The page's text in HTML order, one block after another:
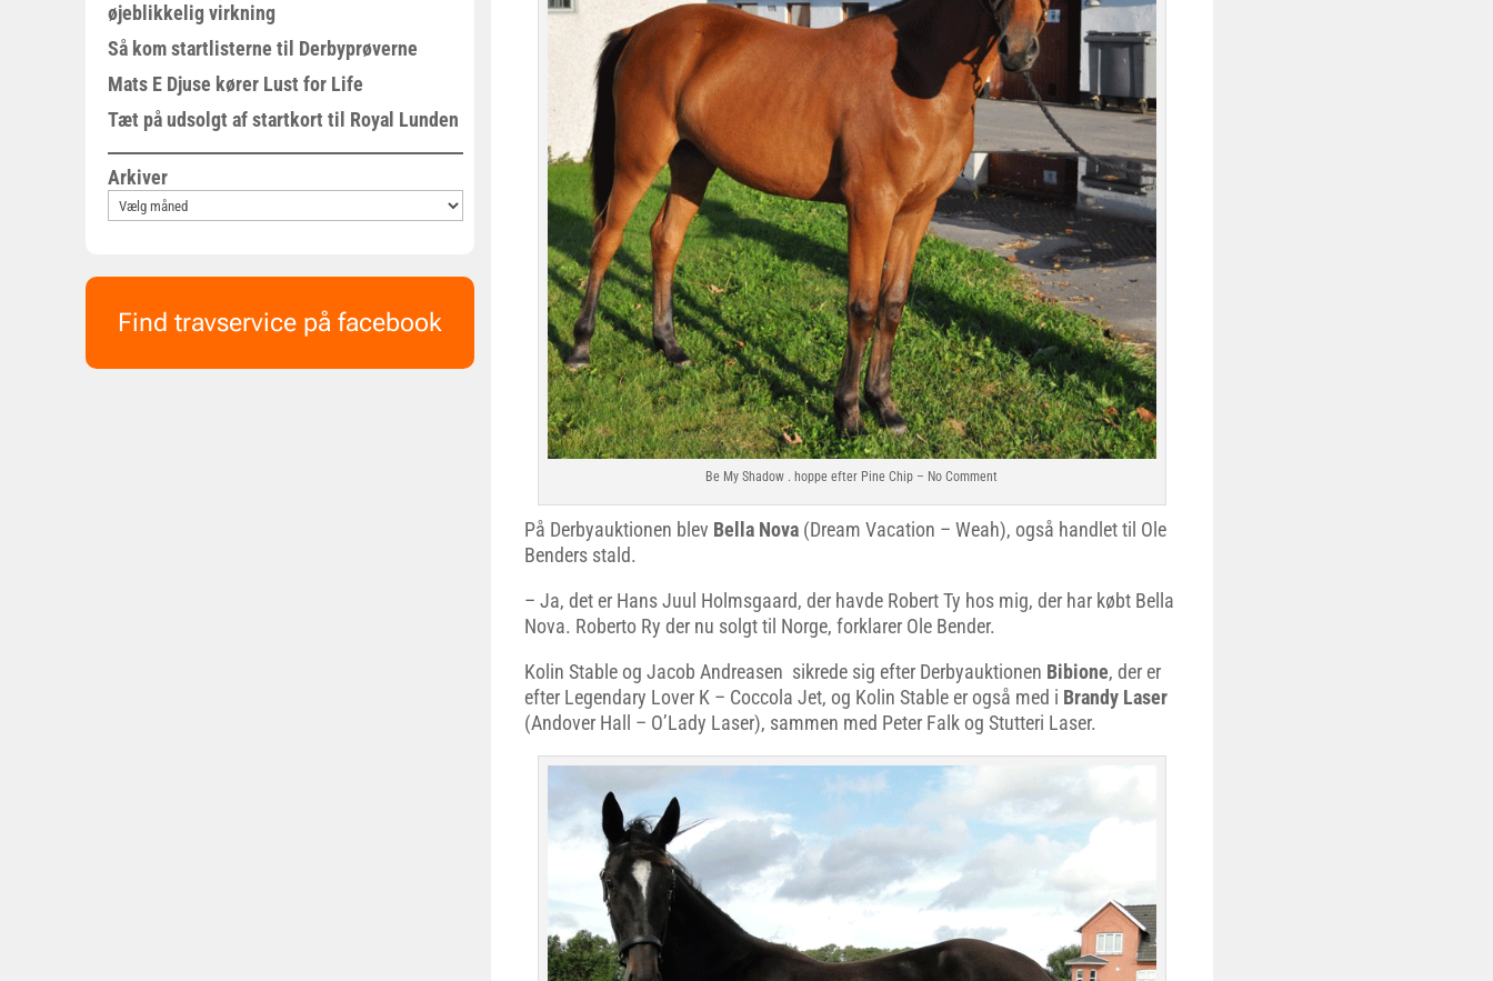
øjeblikkelig virkning
Så kom startlisterne til Derbyprøverne
Mats E Djuse kører Lust for Life
Tæt på udsolgt af startkort til Royal Lunden
Arkiver
Find travservice på facebook
Be My Shadow . hoppe efter Pine Chip – No Comment
På Derbyauktionen blev Bella Nova (Dream Vacation – Weah), også handlet til Ole
Benders stald.
– Ja, det er Hans Juul Holmsgaard, der havde Robert Ty hos mig, der har købt Bella
Nova. Roberto Ry der nu solgt til Norge, forklarer Ole Bender.
Kolin Stable og Jacob Andreasen sikrede sig efter Derbyauktionen Bibione, der er
efter Legendary Lover K – Coccola Jet, og Kolin Stable er også med i Brandy Laser
(Andover Hall – O’Lady Laser), sammen med Peter Falk og Stutteri Laser.